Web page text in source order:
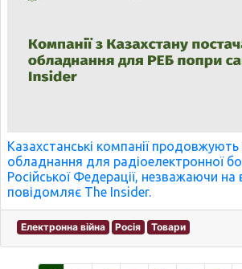
Казахстанські компанії
обладнання для радіоелектронної
Російської Федерації, незважаючи на
повідомляє The Insider.
Електронна війна Росія Товари